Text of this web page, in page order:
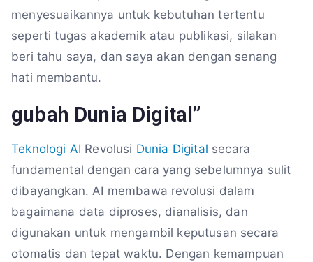
menyesuaikannya untuk kebutuhan tertentu
seperti tugas akademik atau publikasi, silakan
beri tahu saya, dan saya akan dengan senang
hati membantu.
gubah Dunia Digital”
Teknologi AI Revolusi Dunia Digital secara
fundamental dengan cara yang sebelumnya sulit
dibayangkan. AI membawa revolusi dalam
bagaimana data diproses, dianalisis, dan
digunakan untuk mengambil keputusan secara
otomatis dan tepat waktu. Dengan kemampuan